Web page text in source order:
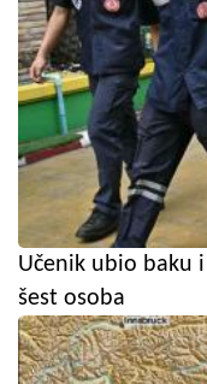
Učenik ubio baku
šest osoba